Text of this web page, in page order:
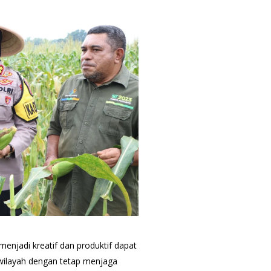
kreatif dan produktif dapat
dengan tetap menjaga